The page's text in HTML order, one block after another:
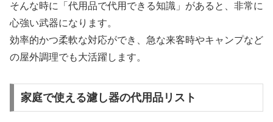
そんな時に「代用品で代用できる知識」があると、非常に
心強い武器になります。
効率的かつ柔軟な対応ができ、急な来客時やキャンプなど
の屋外調理でも大活躍します。
家庭で使える濾し器の代用品リスト